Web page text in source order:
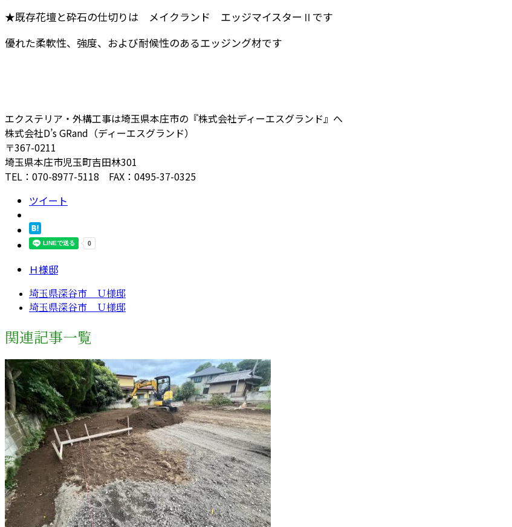
★既存花壇と砕石の仕切りは メイクランド エッジマイスターⅡです
優れた柔軟性、強度、および耐候性のあるエッジング材です
エクステリア・外構工事は埼玉県本庄市の『株式会社ディーエスグランド』へ
株式会社D’s GRand（ディーエスグランド）
〒367-0211
埼玉県本庄市児玉町吉田林301
TEL：070-8977-5118 FAX：0495-37-0325
ツイート
Ｈ様邸
埼玉県深谷市 Ｕ様邸
埼玉県深谷市 Ｕ様邸
関連記事一覧